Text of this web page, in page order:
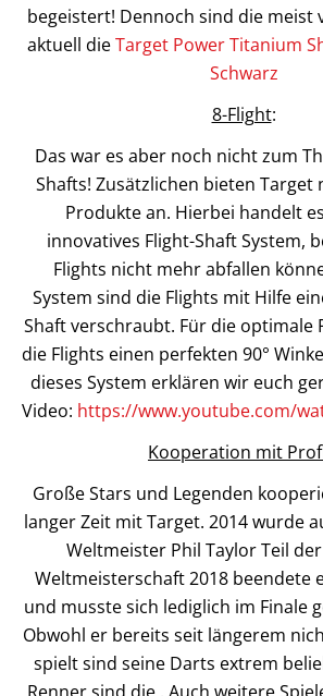
begeistert! Dennoch sind die meist
aktuell dieTarget Power Titanium
Schwarz
8-Flight:
Das war es aber noch nicht zum
Shafts! Zusätzlichen bieten Target
Produkte an. Hierbei handelt
innovatives Flight-Shaft System,
Flights nicht mehr abfallen
System sind die Flights mit Hilfe
Shaft verschraubt. Für die optimale
die Flights einen perfekten 90°
dieses System erklären wir euch
Video: https://www.youtube.com/
Kooperation mit
Große Stars und Legenden
langer Zeit mit Target. 2014 wurde
Weltmeister Phil Taylor Teil
Weltmeisterschaft 2018 beendete
und musste sich lediglich im Finale
Obwohl er bereits seit längerem
spielt sind seine Darts extrem
Renner sind die . Auch weitere